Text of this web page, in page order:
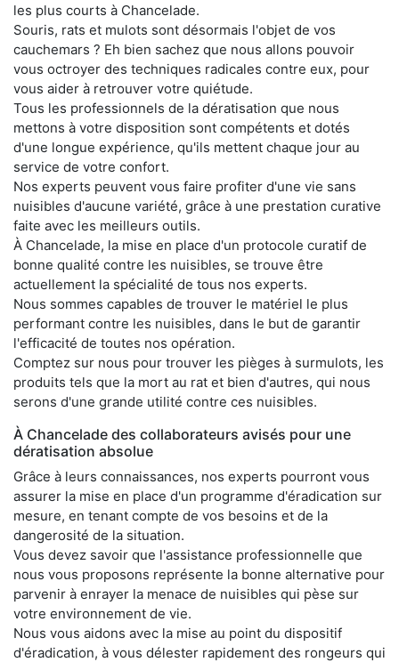
les plus courts à Chancelade.
Souris, rats et mulots sont désormais l'objet de vos
cauchemars ? Eh bien sachez que nous allons pouvoir
vous octroyer des techniques radicales contre eux, pour
vous aider à retrouver votre quiétude.
Tous les professionnels de la dératisation que nous
mettons à votre disposition sont compétents et dotés
d'une longue expérience, qu'ils mettent chaque jour au
service de votre confort.
Nos experts peuvent vous faire profiter d'une vie sans
nuisibles d'aucune variété, grâce à une prestation curative
faite avec les meilleurs outils.
À Chancelade, la mise en place d'un protocole curatif de
bonne qualité contre les nuisibles, se trouve être
actuellement la spécialité de tous nos experts.
Nous sommes capables de trouver le matériel le plus
performant contre les nuisibles, dans le but de garantir
l'efficacité de toutes nos opération.
Comptez sur nous pour trouver les pièges à surmulots, les
produits tels que la mort au rat et bien d'autres, qui nous
serons d'une grande utilité contre ces nuisibles.
À Chancelade des collaborateurs avisés pour une
dératisation absolue
Grâce à leurs connaissances, nos experts pourront vous
assurer la mise en place d'un programme d'éradication sur
mesure, en tenant compte de vos besoins et de la
dangerosité de la situation.
Vous devez savoir que l'assistance professionnelle que
nous vous proposons représente la bonne alternative pour
parvenir à enrayer la menace de nuisibles qui pèse sur
votre environnement de vie.
Nous vous aidons avec la mise au point du dispositif
d'éradication, à vous délester rapidement des rongeurs qui